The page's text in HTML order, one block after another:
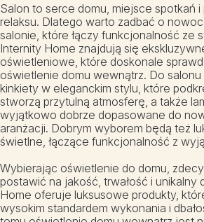
Salon to serce domu, miejsce spotkań
relaksu. Dlatego warto zadbać o
salonie, które łączy funkcjonalność ze
Internity Home znajdują się
oświetleniowe, które doskonale
oświetlenie domu wewnątrz. Do
kinkiety w eleganckim stylu, które
stworzą przytulną atmosferę, a także
wyjątkowo dobrze dopasowane do
aranżacji. Dobrym wyborem będą też
świetlne, łączące funkcjonalność z
Wybierając oświetlenie do domu,
postawić na jakość, trwałość i unikalny
Home oferuje luksusowe produkty,
wysokim standardem wykonania i